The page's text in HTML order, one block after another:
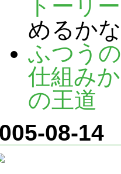
トーリ
めるか
ふつう
仕組み
の王道
08-14